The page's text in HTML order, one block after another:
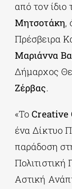
από τον
Μητσοτάκη,
Πρέσβειρα
Μαριάννα
Δήμαρχος
Ζέρβας.
«ΤοCreative
ένα Δίκτυο
παράδοση
Αστική